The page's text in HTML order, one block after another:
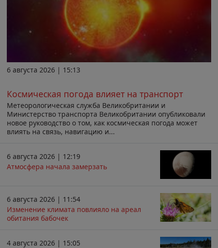
6 августа 2026 | 15:13
Космическая погода влияет на транспорт
Метеорологическая служба Великобритании и
Министерство транспорта Великобритании опубликовали
новое руководство о том, как космическая погода может
влиять на связь, навигацию и...
6 августа 2026 | 12:19
Атмосфера начала замерзать
6 августа 2026 | 11:54
Изменение климата повлияло на ареал
обитания бабочек
4 августа 2026 | 15:05